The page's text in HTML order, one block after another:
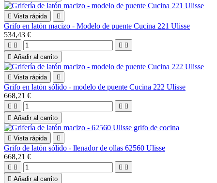
 Vista rápida 
Grifo en latón macizo - Modelo de puente Cucina 221 Ulisse
534,43 €
   
 Añadir al carrito
 Vista rápida 
Grifo en latón sólido - modelo de puente Cucina 222 Ulisse
668,21 €
   
 Añadir al carrito
 Vista rápida 
Grifo de latón sólido - llenador de ollas 62560 Ulisse
668,21 €
   
 Añadir al carrito